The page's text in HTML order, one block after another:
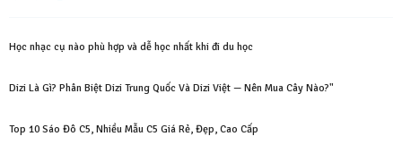
Học nhạc cụ nào phù hợp và dễ học nhất khi đi du học
Dizi Là Gì? Phân Biệt Dizi Trung Quốc Và Dizi Việt — Nên Mua Cây Nào?"
Top 10 Sáo Đô C5, Nhiều Mẫu C5 Giá Rẻ, Đẹp, Cao Cấp